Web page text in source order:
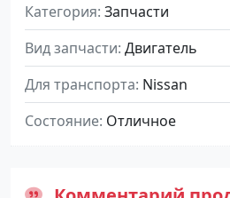
Категория Запчасти
Вид запчасти Двигатель
Для транспорта Nissan
Состояние Отличное